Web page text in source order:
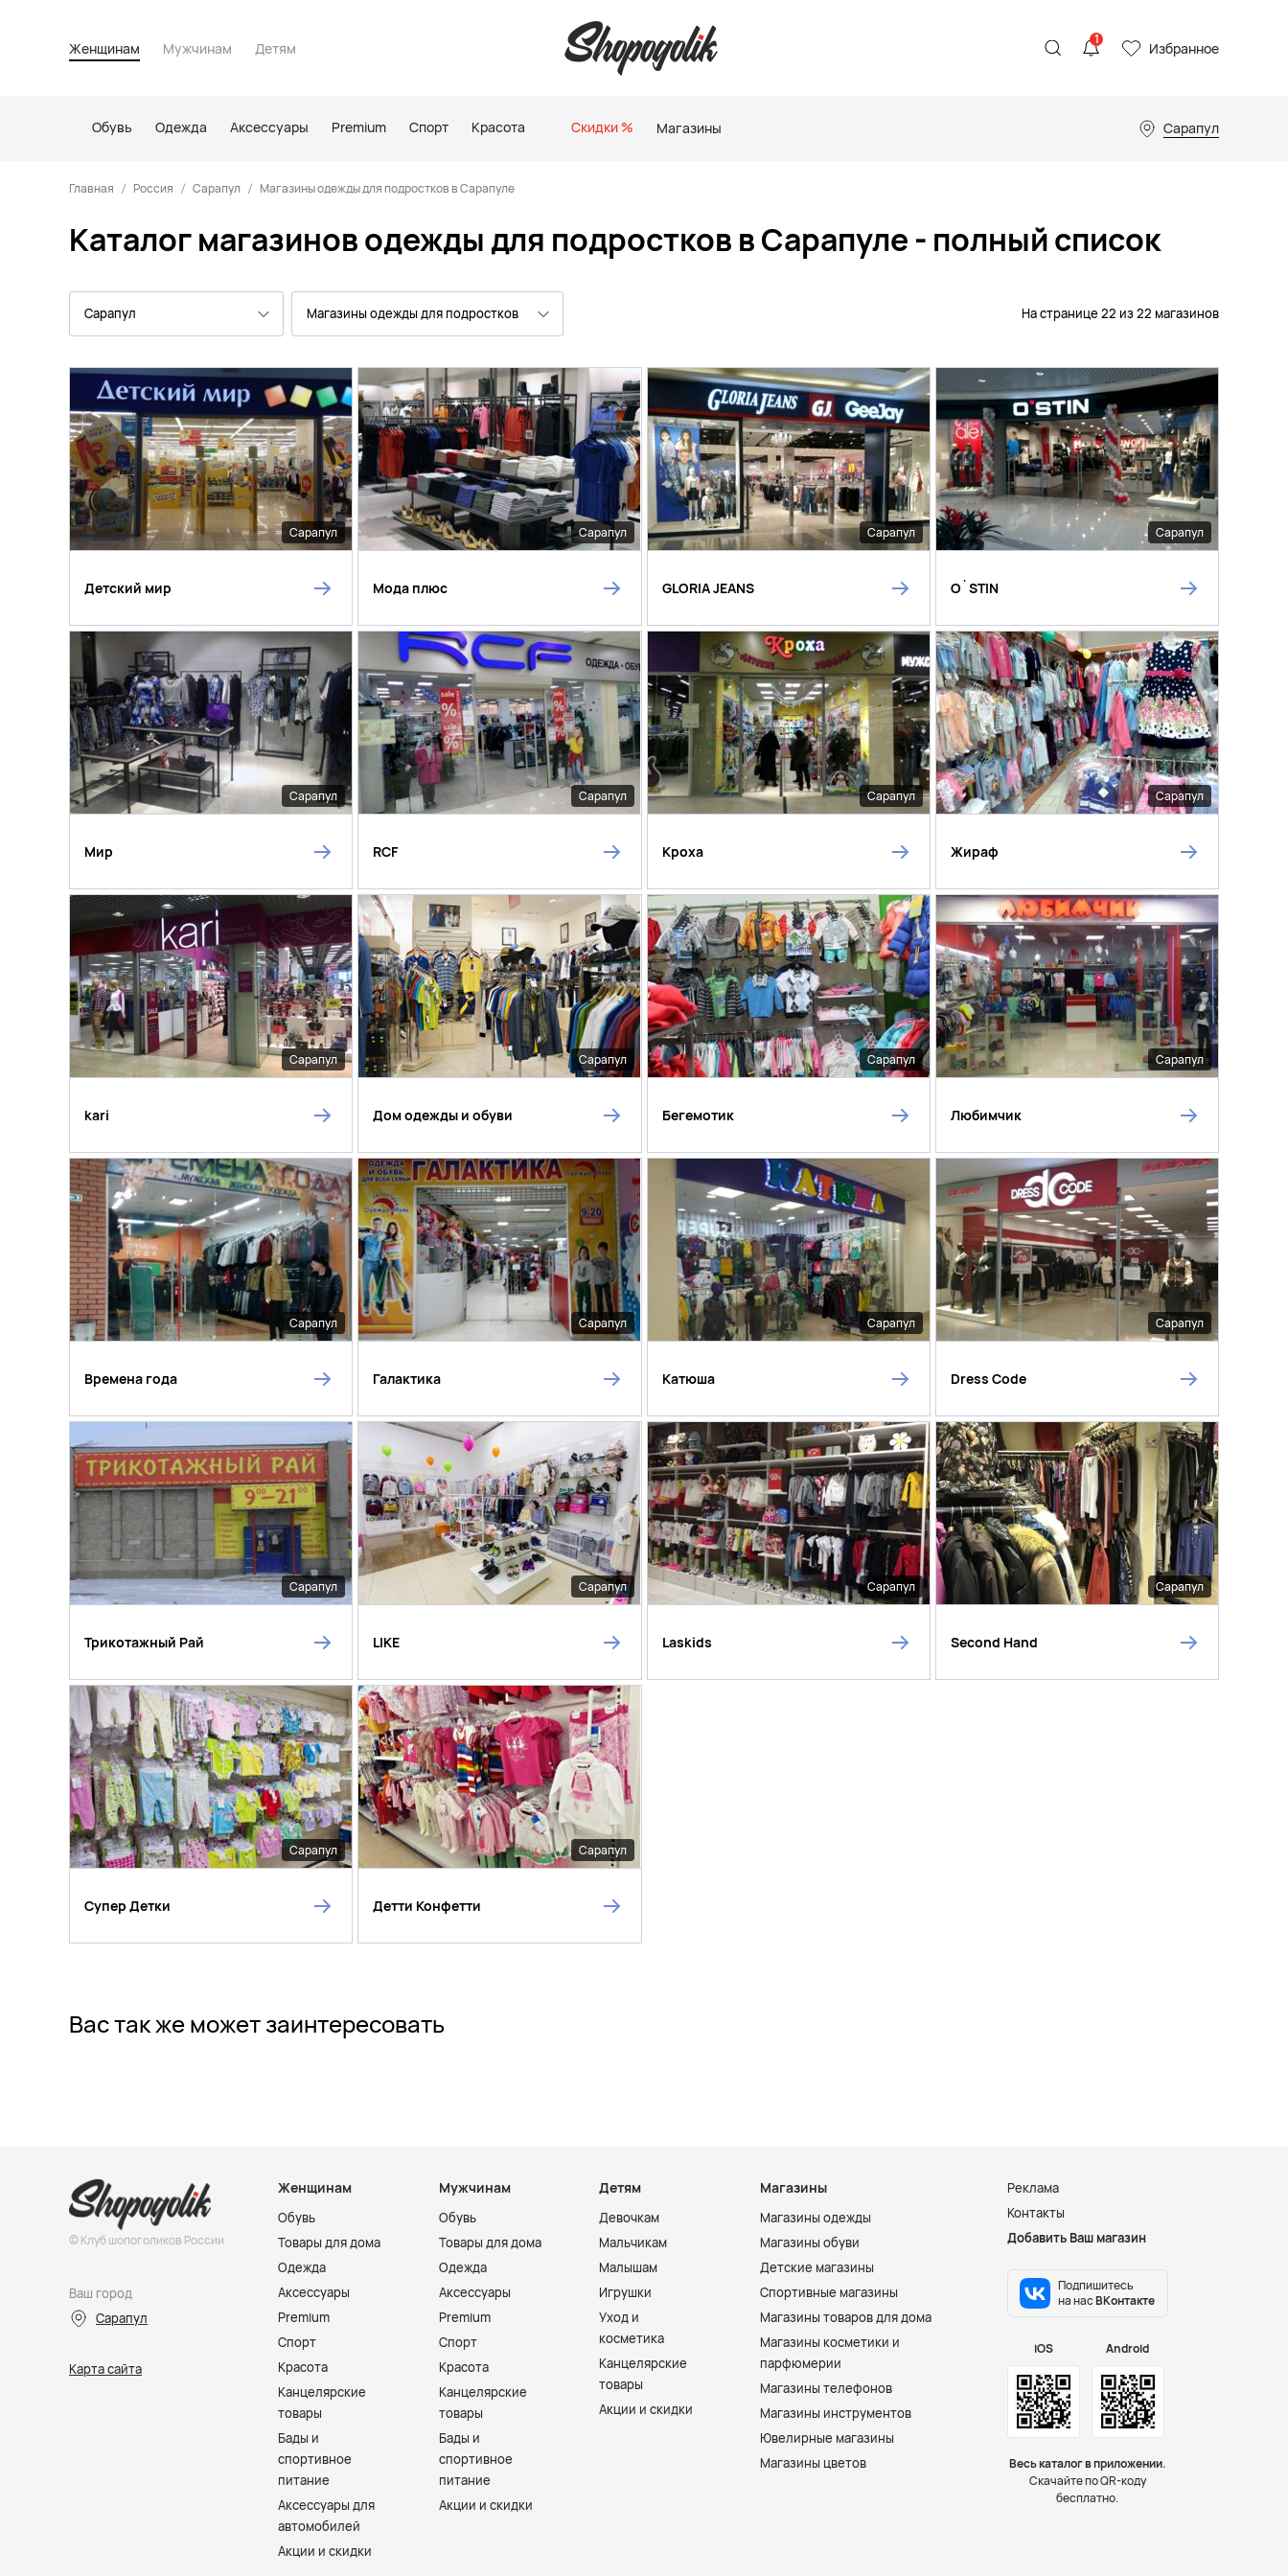
Женщинам Мужчинам Детям
1 Избранное
Обувь Одежда Аксессуары Premium Спорт Красота Скидки % Магазины Сарапул
Главная Россия Сарапул Магазины одежды для подростков в Сарапуле
Каталог магазинов одежды для подростков в Сарапуле - полный список
Сарапул Магазины одежды для подростков На странице 22 из 22 магазинов
Сарапул
Детский мир
Сарапул
Мода плюс
Сарапул
GLORIA JEANS
Сарапул
O`STIN
Сарапул
Мир
Сарапул
RCF
Сарапул
Кроха
Сарапул
Жираф
Сарапул
kari
Сарапул
Дом одежды и обуви
Сарапул
Бегемотик
Сарапул
Любимчик
Сарапул
Времена года
Сарапул
Галактика
Сарапул
Катюша
Сарапул
Dress Code
Сарапул
Трикотажный Рай
Сарапул
LIKE
Сарапул
Laskids
Сарапул
Second Hand
Сарапул
Супер Детки
Сарапул
Детти Конфетти
Вас так же может заинтересовать
© Клуб шопоголиков России
Ваш город
Сарапул
Карта сайта
Женщинам
Обувь
Товары для дома
Одежда
Аксессуары
Premium
Спорт
Красота
Канцелярские
товары
Бады и
спортивное
питание
Аксессуары для
автомобилей
Акции и скидки
Мужчинам
Обувь
Товары для дома
Одежда
Аксессуары
Premium
Спорт
Красота
Канцелярские
товары
Бады и
спортивное
питание
Акции и скидки
Детям
Девочкам
Мальчикам
Малышам
Игрушки
Уход и
косметика
Канцелярские
товары
Акции и скидки
Магазины
Магазины одежды
Магазины обуви
Детские магазины
Спортивные магазины
Магазины товаров для дома
Магазины косметики и
парфюмерии
Магазины телефонов
Магазины инструментов
Ювелирные магазины
Магазины цветов
Реклама
Контакты
Добавить Ваш магазин
Подпишитесь
на насВКонтакте
iOS Android
Весь каталог в приложении.
Скачайте по QR-коду
бесплатно.